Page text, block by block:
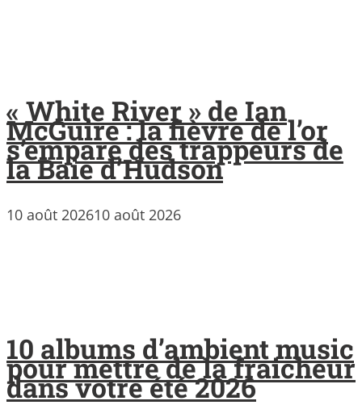
« White River » de Ian
McGuire : la fièvre de l’or
s’empare des trappeurs de
la Baie d’Hudson
10 août 202610 août 2026
10 albums d’ambient music
pour mettre de la fraicheur
dans votre été 2026